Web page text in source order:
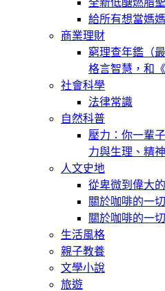
給所有想當媽
商業理財
窮理查年鑑（
格言智慧，和
社會科學
法律常識
自然科普
壓力：你一輩
力與生理、精
人文史地
從卑微到偉大
關於咖啡的一
關於咖啡的一
生活風格
親子教養
文學小說
旅遊